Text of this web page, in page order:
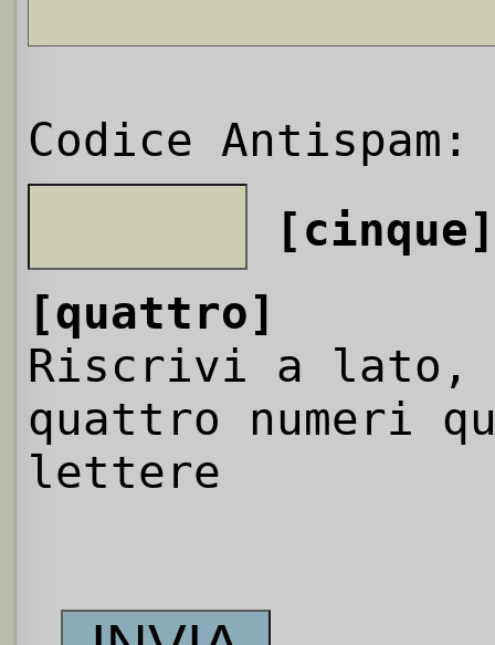
Codice Antispam:
[cinque]
[quattro]
Riscrivi a
quattro numeri
lettere